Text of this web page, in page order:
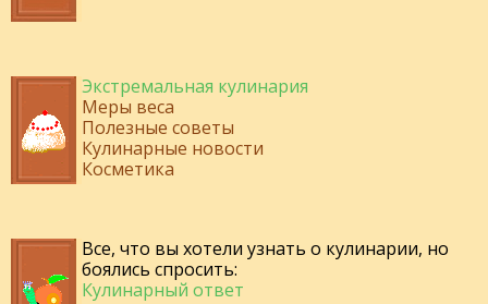
Экстремальная кулинария
Меры веса
Полезные советы
Кулинарные новости
Косметика
Все, что вы хотели узнать о кулинарии, но
боялись спросить:
Кулинарный ответ